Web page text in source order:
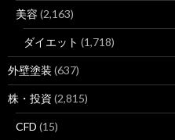
美容 (2,163)
ダイエット (1,718)
外壁塗装 (637)
株・投資 (2,815)
CFD (15)